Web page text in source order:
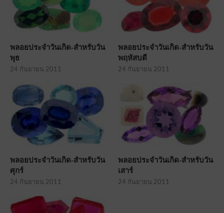
พลอยประจำวันเกิด-สำหรับวัน
พุธ
24 กันยายน 2011
พลอยประจำวันเกิด-สำหรับวัน
พฤหัสบดี
24 กันยายน 2011
พลอยประจำวันเกิด-สำหรับวัน
ศุกร์
24 กันยายน 2011
พลอยประจำวันเกิด-สำหรับวัน
เสาร์
24 กันยายน 2011